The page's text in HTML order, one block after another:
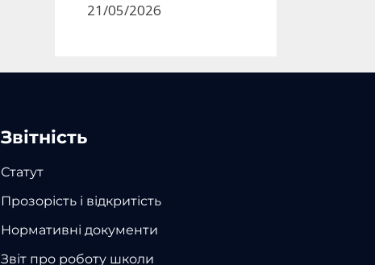
21/05/2026
Звітність
Статут
Прозорість і відкритість
Нормативні документи
Звіт про роботу школи